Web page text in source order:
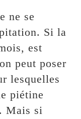
ne se
Si la
est
peut poser
lesquelles
piétine
Mais si